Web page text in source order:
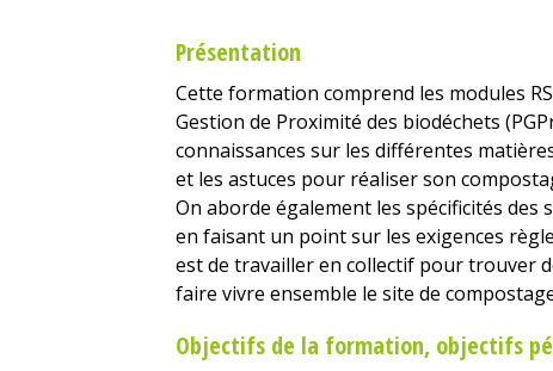
Présentation
Cette formation comprend les modules
Gestion de Proximité des biodéchets
connaissances sur les différentes
et les astuces pour réaliser son
On aborde également les spécificités
en faisant un point sur les exigences
est de travailler en collectif pour trouver
faire vivre ensemble le site de
Objectifs de la formation, objectifs